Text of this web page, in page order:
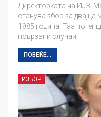
Директорката на ИЈЗ,
станува збор за двајца
1985 година. Таа
поврзани случаи.
ПОВЕЌЕ...
ИЗБОР